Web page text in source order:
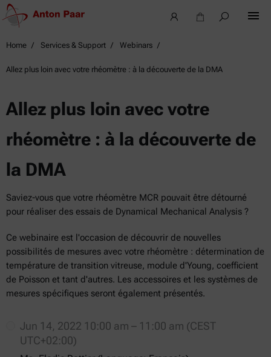
Home Services & Support Webinars
Allez plus loin avec votre rhéomètre : à la découverte de la DMA
Allez plus loin avec votre
rhéomètre : à la découverte de
la DMA
Saviez-vous que votre rhéomètre MCR pouvait être détourné
pour réaliser des essais de Dynamical Mechanical Analysis ?
Ce webinaire est l'occasion de découvrir de nouvelles
possibilités de mesures avec votre rhéomètre : détermination de
température de transition vitreuse, module d'Young, coefficient
de Poisson et tant d'autres. Les accessoires et les systèmes de
mesures spécifiques seront également présentés.
Jun 14, 2022 10:00 am – 11:00 am (CEST
UTC+02:00)